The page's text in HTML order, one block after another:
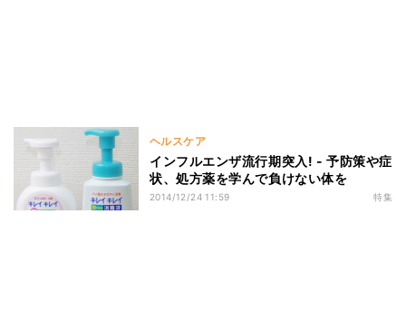
ヘルスケア
インフルエンザ流行期突入! - 予防策や症
状、処方薬を学んで負けない体を
2014/12/24 11:59 特集